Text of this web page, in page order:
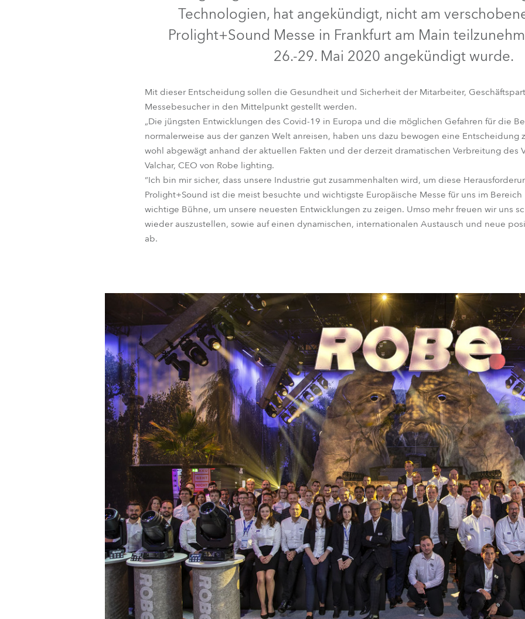
Robe On The Road
Robe lighting's technology SHED
Robe Maritime
Avolites Deutschland
Technologien, hat angekündigt, nicht am
Prolight+Sound Messe in Frankfurt am Main
26.-29. Mai 2020 angekündigt wurde.
Mit dieser Entscheidung sollen die Gesundheit und Sicherheit der Mitarbeiter,
Messebesucher in den Mittelpunkt gestellt werden.
„Die jüngsten Entwicklungen des Covid-19 in Europa und die möglichen Gefahren für die
normalerweise aus der ganzen Welt anreisen, haben uns dazu bewogen eine Entscheidung
wohl abgewägt anhand der aktuellen Fakten und der derzeit dramatischen Verbreitung des
Valchar, CEO von Robe lighting.
“Ich bin mir sicher, dass unsere Industrie gut zusammenhalten wird, um diese
Prolight+Sound ist die meist besuchte und wichtigste Europäische Messe für uns im
wichtige Bühne, um unsere neuesten Entwicklungen zu zeigen. Umso mehr freuen wir uns
wieder auszustellen, sowie auf einen dynamischen, internationalen Austausch und neue
ab.